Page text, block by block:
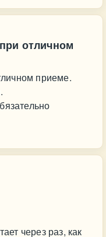
отличном
приеме.
через раз, как